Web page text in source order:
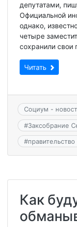
депутатами,
Официальной
однако,
четыре
сохранили
Читать
Социум -
#Заксобрание
#
Как